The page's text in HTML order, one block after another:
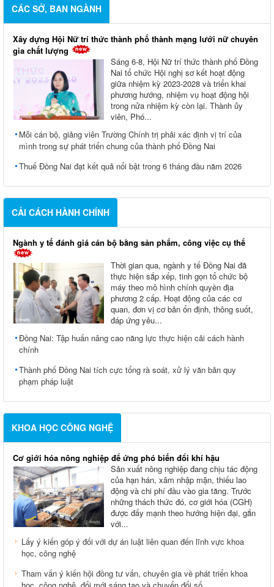
CÁC SỞ, BAN NGÀNH
Xây dựng Hội Nữ trí thức thành phố thành mạng lưới nữ chuyên
gia chất lượng
Sáng 6-8, Hội Nữ trí thức thành phố Đồng
Nai tổ chức Hội nghị sơ kết hoạt động
giữa nhiệm kỳ 2023-2028 và triển khai
phương hướng, nhiệm vụ hoạt động hội
trong nửa nhiệm kỳ còn lại. Thành ủy
viên, Phó...
Mỗi cán bộ, giảng viên Trường Chính trị phải xác định vị trí của
mình trong sự phát triển chung của thành phố Đồng Nai
Thuế Đồng Nai đạt kết quả nổi bật trong 6 tháng đầu năm 2026
CẢI CÁCH HÀNH CHÍNH
Ngành y tế đánh giá cán bộ bằng sản phẩm, công việc cụ thể
Thời gian qua, ngành y tế Đồng Nai đã
thực hiện sắp xếp, tinh gọn tổ chức bộ
máy theo mô hình chính quyền địa
phương 2 cấp. Hoạt động của các cơ
quan, đơn vị cơ bản ổn định, thông suốt,
đáp ứng yêu...
Đồng Nai: Tập huấn nâng cao năng lực thực hiện cải cách hành
chính
Thành phố Đồng Nai tích cực tổng rà soát, xử lý văn bản quy
phạm pháp luật
KHOA HỌC CÔNG NGHỆ
Cơ giới hóa nông nghiệp để ứng phó biến đổi khí hậu
Sản xuất nông nghiệp đang chịu tác động
của hạn hán, xâm nhập mặn, thiếu lao
động và chi phí đầu vào gia tăng. Trước
những thách thức đó, cơ giới hóa (CGH)
được đẩy mạnh theo hướng hiện đại, gắn
với...
Lấy ý kiến góp ý đối với dự án luật liên quan đến lĩnh vực khoa
học, công nghệ
Tham vấn ý kiến hội đồng tư vấn, chuyên gia về phát triển khoa
học, công nghệ, đổi mới sáng tạo và chuyển đổi số